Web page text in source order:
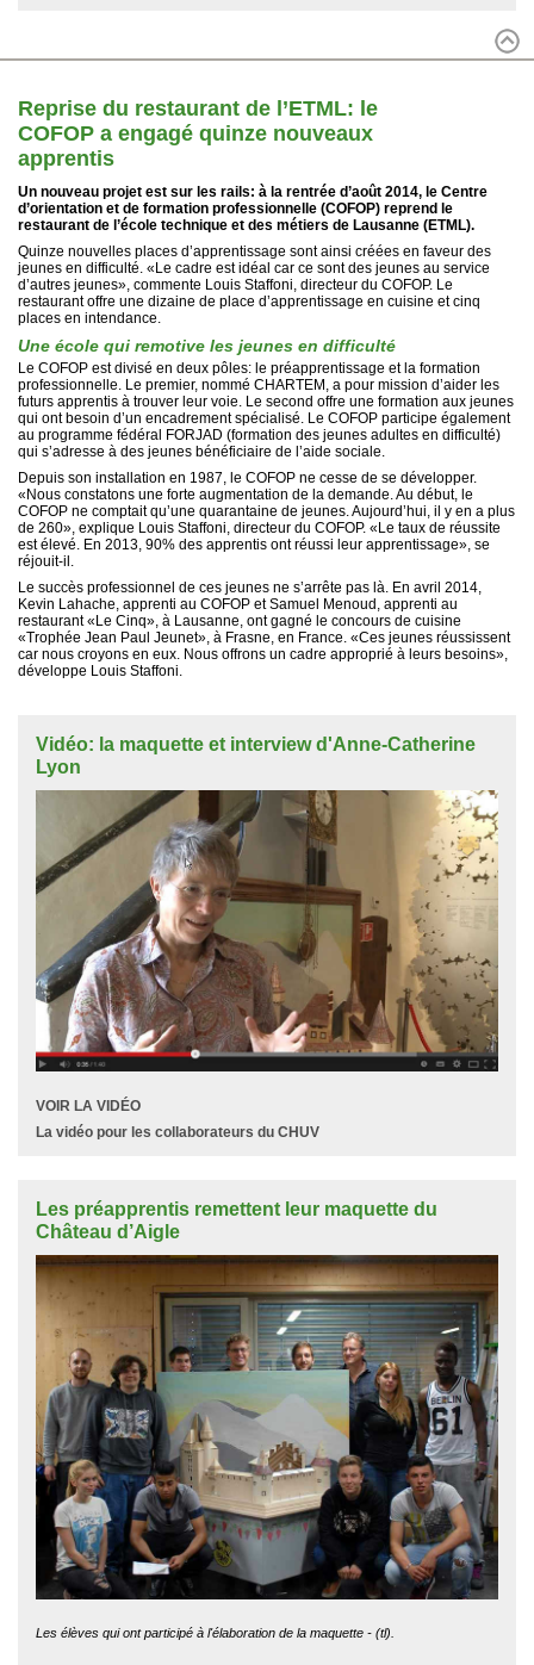
Reprise du restaurant de l’ETML: le
COFOP a engagé quinze nouveaux
apprentis
Un nouveau projet est sur les rails: à la rentrée d’août 2014, le Centre
d’orientation et de formation professionnelle (COFOP) reprend le
restaurant de l’école technique et des métiers de Lausanne (ETML).
Quinze nouvelles places d’apprentissage sont ainsi créées en faveur des
jeunes en difficulté. «Le cadre est idéal car ce sont des jeunes au service
d’autres jeunes», commente Louis Staffoni, directeur du COFOP. Le
restaurant offre une dizaine de place d’apprentissage en cuisine et cinq
places en intendance.
Une école qui remotive les jeunes en difficulté
Le COFOP est divisé en deux pôles: le préapprentissage et la formation
professionnelle. Le premier, nommé CHARTEM, a pour mission d’aider les
futurs apprentis à trouver leur voie. Le second offre une formation aux jeunes
qui ont besoin d’un encadrement spécialisé. Le COFOP participe également
au programme fédéral FORJAD (formation des jeunes adultes en difficulté)
qui s’adresse à des jeunes bénéficiaire de l’aide sociale.
Depuis son installation en 1987, le COFOP ne cesse de se développer.
«Nous constatons une forte augmentation de la demande. Au début, le
COFOP ne comptait qu’une quarantaine de jeunes. Aujourd’hui, il y en a plus
de 260», explique Louis Staffoni, directeur du COFOP. «Le taux de réussite
est élevé. En 2013, 90% des apprentis ont réussi leur apprentissage», se
réjouit-il.
Le succès professionnel de ces jeunes ne s’arrête pas là. En avril 2014,
Kevin Lahache, apprenti au COFOP et Samuel Menoud, apprenti au
restaurant «Le Cinq», à Lausanne, ont gagné le concours de cuisine
«Trophée Jean Paul Jeunet», à Frasne, en France. «Ces jeunes réussissent
car nous croyons en eux. Nous offrons un cadre approprié à leurs besoins»,
développe Louis Staffoni.
Vidéo: la maquette et interview d'Anne-Catherine
Lyon
VOIR LA VIDÉO
La vidéo pour les collaborateurs du CHUV
Les préapprentis remettent leur maquette du
Château d’Aigle
Les élèves qui ont participé à l'élaboration de la maquette - (tl).